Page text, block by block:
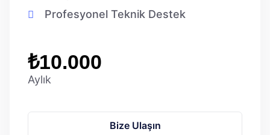
Profesyonel Teknik Destek
₺10.000
Aylık
Bize Ulaşın